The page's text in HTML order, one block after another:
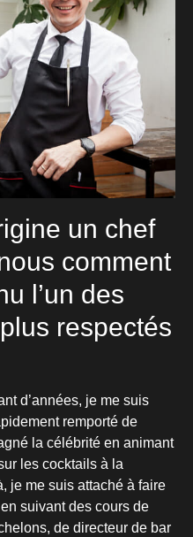
un chef
comment
l’un des
respectés
d’années, je me suis
remporté de
la célébrité en animant
les cocktails à la
je me suis attaché à faire
suivant des cours de
de directeur de bar